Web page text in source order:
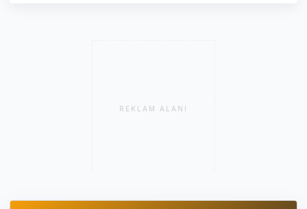
REKLAM ALANI